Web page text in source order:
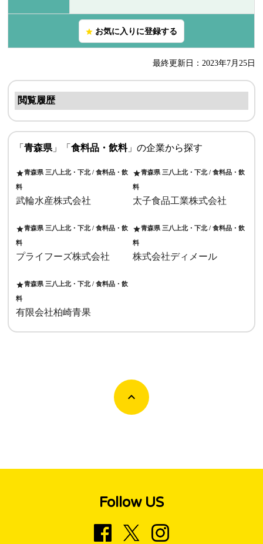
star お気に入りに登録する
最終更新日：2023年7月25日
閲覧履歴
「青森県」「食料品・飲料」の企業から探す
star青森県 三八上北・下北 / 食料品・飲
料
武輪水産株式会社
star青森県 三八上北・下北 / 食料品・飲
料
太子食品工業株式会社
star青森県 三八上北・下北 / 食料品・飲
料
プライフーズ株式会社
star青森県 三八上北・下北 / 食料品・飲
料
株式会社ディメール
star青森県 三八上北・下北 / 食料品・飲
料
有限会社柏崎青果
Follow US